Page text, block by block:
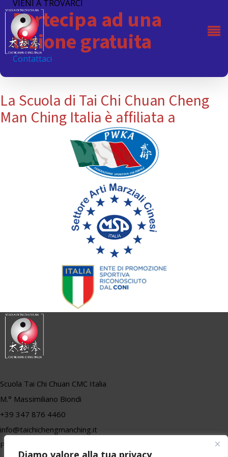
Diamo valore alla tua privacy
VIENI A TROVARCI
Partecipa ad una
lezione gratuita
Contattaci
La Scuola di Tai Chi Chuan Cheng
Man Ching Italia è affiliata a
Scuola Tai Chi Chuan CMC Italia
M.° Massimiliano Biondi
+39 347 876 4460
info@taichichengmanching.it
P.iva 01557710470